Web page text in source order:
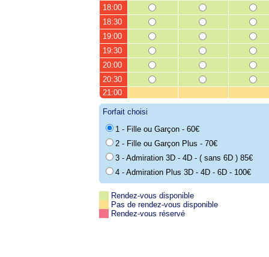
18:00
18:30
19:00
19:30
20:00
20:30
21:00
Forfait choisi
1 - Fille ou Garçon - 60€
2 - Fille ou Garçon Plus - 70€
3 - Admiration 3D - 4D - ( sans 6D ) 85€
4 - Admiration Plus 3D - 4D - 6D - 100€
Rendez-vous disponible
Pas de rendez-vous disponible
Rendez-vous réservé